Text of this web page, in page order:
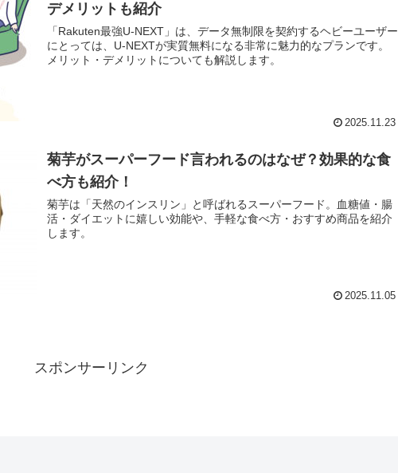
デメリットも紹介
「Rakuten最強U-NEXT」は、データ無制限を契約するヘビーユーザー
にとっては、U-NEXTが実質無料になる非常に魅力的なプランです。
メリット・デメリットについても解説します。
2025.11.23
菊芋がスーパーフード言われるのはなぜ？効果的な食
べ方も紹介！
菊芋は「天然のインスリン」と呼ばれるスーパーフード。血糖値・腸
活・ダイエットに嬉しい効能や、手軽な食べ方・おすすめ商品を紹介
します。
2025.11.05
スポンサーリンク